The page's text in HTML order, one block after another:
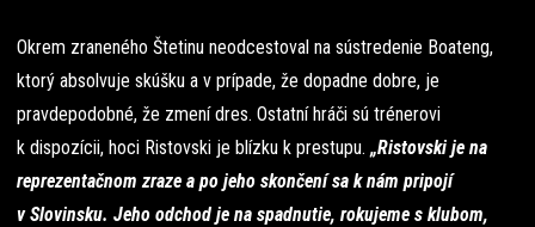
Okrem zraneného Štetinu neodcestoval na sústredenie Boateng,
ktorý absolvuje skúšku a v prípade, že dopadne dobre, je
pravdepodobné, že zmení dres. Ostatní hráči sú trénerovi
k dispozícii, hoci Ristovski je blízku k prestupu. „Ristovski je na
reprezentačnom zraze a po jeho skončení sa k nám pripojí
v Slovinsku. Jeho odchod je na spadnutie, rokujeme s klubom,